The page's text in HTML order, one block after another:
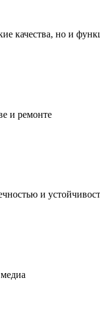
качества, но и
и ремонте
и